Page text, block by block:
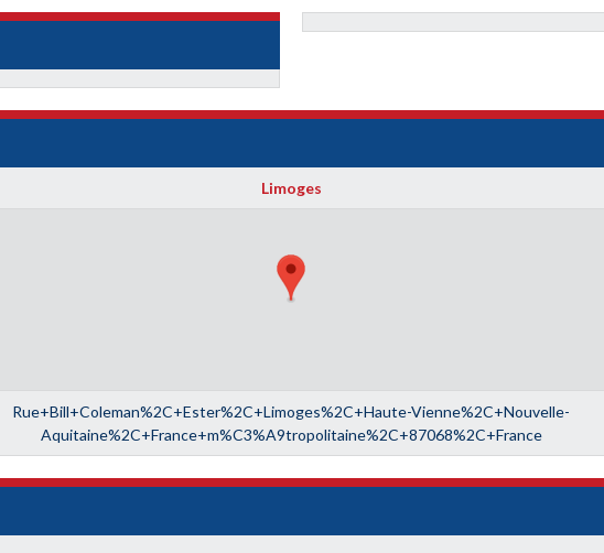
Limoges
Rue+Bill+Coleman%2C+Ester%2C+Limoges%2C+Haute-Vienne%2C+Nouvelle-
Aquitaine%2C+France+m%C3%A9tropolitaine%2C+87068%2C+France